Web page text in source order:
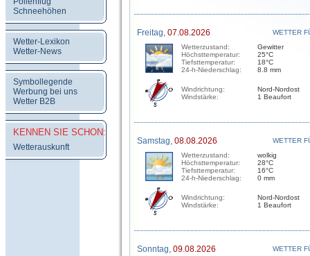
Schneehöhen
Wetter-Lexikon
Wetter-News
Symbollegende
Werbung bei uns
Wetter B2B
KENNEN SIE SCHON:
Wetterauskunft
Freitag, 07.08.2026
WETTER
Wetterzustand:
Höchsttemperatur:
Tiefsttemperatur:
24-h-Niederschlag:
Gewitter
25°C
18°C
8.8 mm
Windrichtung:
Windstärke:
Nord-Nordost
1 Beaufort
Samstag, 08.08.2026
WETTER
Wetterzustand:
Höchsttemperatur:
Tiefsttemperatur:
24-h-Niederschlag:
wolkig
28°C
16°C
0 mm
Windrichtung:
Windstärke:
Nord-Nordost
1 Beaufort
Sonntag, 09.08.2026
WETTER